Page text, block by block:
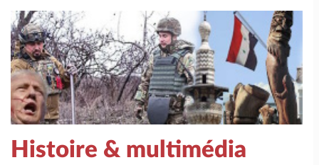
Histoire & multimédia